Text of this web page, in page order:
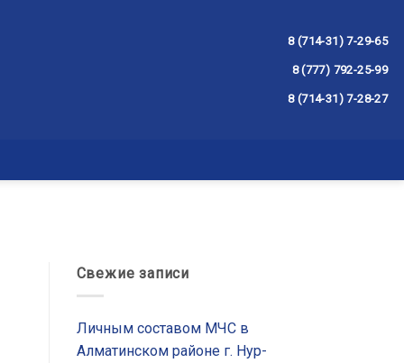
8 (714-31) 7-29-65
8 (777) 792-25-99
8 (714-31) 7-28-27
Свежие записи
Личным составом МЧС в
Алматинском районе г. Нур-